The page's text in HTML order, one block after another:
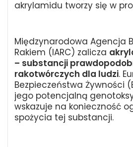
akrylamidu tworzy się w
Międzynarodowa Agencja
Rakiem (IARC) zalicza
– substancji
rakotwórczych dla ludzi.
Bezpieczeństwa Żywności
jego potencjalną
wskazuje na konieczność
spożycia tej substancji.